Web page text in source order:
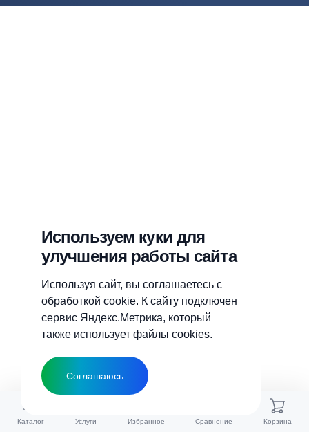
Используем куки для
улучшения работы сайта
Используя сайт, вы соглашаетесь с
обработкой cookie. К сайту подключен
сервис Яндекс.Метрика, который
также использует файлы cookies.
Соглашаюсь
Каталог Услуги Избранное Сравнение Корзина